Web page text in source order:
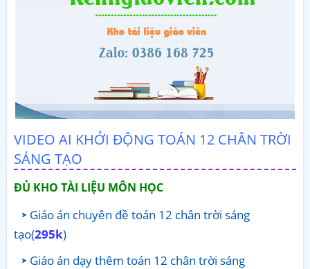
VIDEO AI KHỞI ĐỘNG TOÁN 12 CHÂN TRỜI
SÁNG TẠO
ĐỦ KHO TÀI LIỆU MÔN HỌC
Giáo án chuyên đề toán 12 chân trời sáng
tạo(295k)
Giáo án dạy thêm toán 12 chân trời sáng